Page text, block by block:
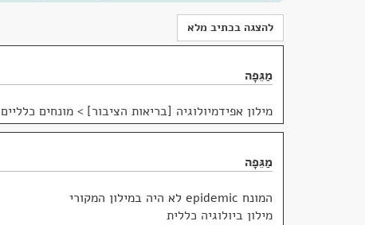
להצגה בכתיב מלא
מַגֵּפָה
מילון אפידמיולוגיה [בריאות הציבור] > מונחים כלליים
מַגֵּפָה
המונח epidemic לא היה במילון המקורי
מילון ביולוגיה כללית